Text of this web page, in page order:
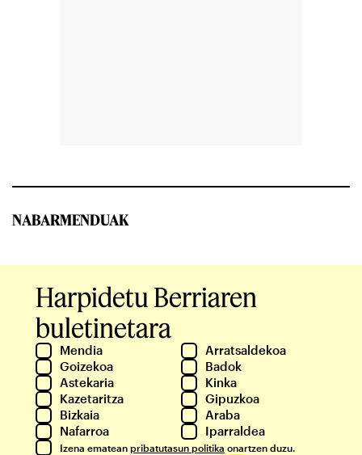
NABARMENDUAK
Harpidetu Berriaren
buletinetara
Mendia
Arratsaldekoa
Goizekoa
Badok
Astekaria
Kinka
Kazetaritza
Gipuzkoa
Bizkaia
Araba
Nafarroa
Iparraldea
Izena ematean pribatutasun politika onartzen duzu.